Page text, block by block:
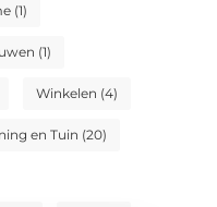
(1)
(1)
Winkelen (4)
en Tuin (20)